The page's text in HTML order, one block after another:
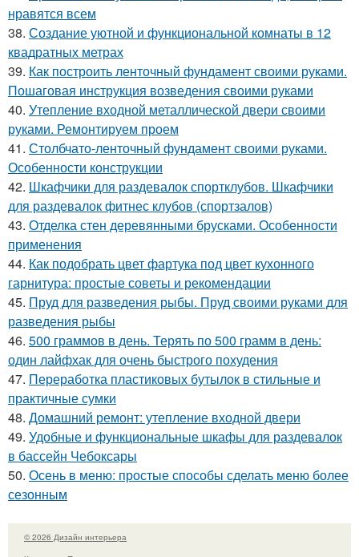
нравятся всем
38. Создание уютной и функциональной комнаты в 12
квадратных метрах
39. Как построить ленточный фундамент своими руками.
Пошаговая инструкция возведения своими руками
40. Утепление входной металлической двери своими
руками. Ремонтируем проем
41. Столбчато-ленточный фундамент своими руками.
Особенности конструкции
42. Шкафчики для раздевалок спортклубов. Шкафчики
для раздевалок фитнес клубов (спортзалов)
43. Отделка стен деревянными брусками. Особенности
применения
44. Как подобрать цвет фартука под цвет кухонного
гарнитура: простые советы и рекомендации
45. Пруд для разведения рыбы. Пруд своими руками для
разведения рыбы
46. 500 граммов в день. Терять по 500 грамм в день:
один лайфхак для очень быстрого похудения
47. Переработка пластиковых бутылок в стильные и
практичные сумки
48. Домашний ремонт: утепление входной двери
49. Удобные и функциональные шкафы для раздевалок
в бассейн Чебоксары
50. Осень в меню: простые способы сделать меню более
сезонным
© 2026 Дизайн интерьера